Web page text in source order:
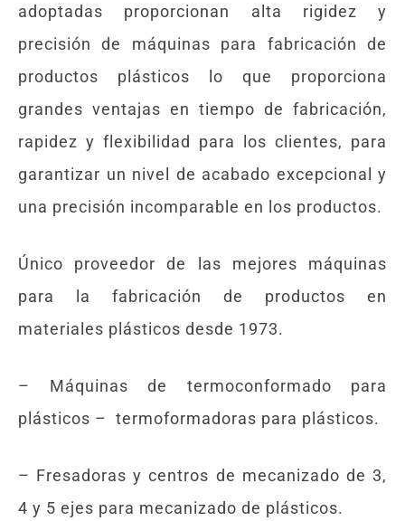
adoptadas proporcionan alta rigidez y
precisión de máquinas para fabricación de
productos plásticos lo que proporciona
grandes ventajas en tiempo de fabricación,
rapidez y flexibilidad para los clientes, para
garantizar un nivel de acabado excepcional y
una precisión incomparable en los productos.
Único proveedor de las mejores máquinas
para la fabricación de productos en
materiales plásticos desde 1973.
– Máquinas de termoconformado para
plásticos – termoformadoras para plásticos.
– Fresadoras y centros de mecanizado de 3,
4 y 5 ejes para mecanizado de plásticos.